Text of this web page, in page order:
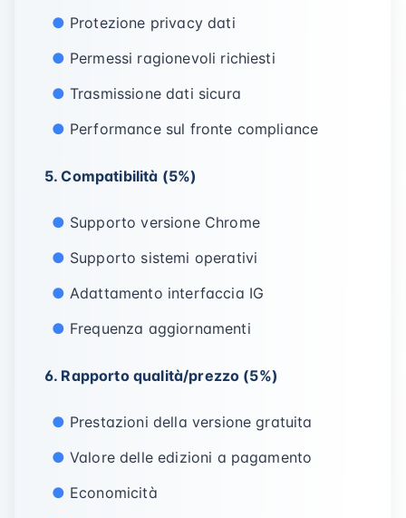
Protezione privacy dati
Permessi ragionevoli richiesti
Trasmissione dati sicura
Performance sul fronte compliance
5. Compatibilità (5%)
Supporto versione Chrome
Supporto sistemi operativi
Adattamento interfaccia IG
Frequenza aggiornamenti
6. Rapporto qualità/prezzo (5%)
Prestazioni della versione gratuita
Valore delle edizioni a pagamento
Economicità